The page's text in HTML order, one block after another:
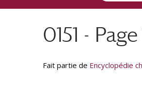
0151 -
Fait partie de Encyclopédie